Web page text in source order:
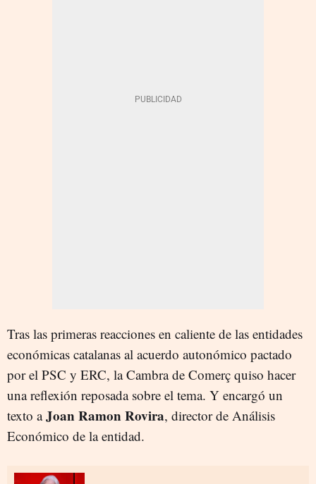
Tras las primeras reacciones en caliente de las entidades
económicas catalanas al acuerdo autonómico pactado
por el PSC y ERC, la Cambra de Comerç quiso hacer
una reflexión reposada sobre el tema. Y encargó un
texto aJoan Ramon Rovira, director de Análisis
Económico de la entidad.